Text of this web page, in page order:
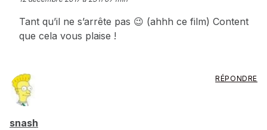
Tant qu’il ne s’arrête pas 😉 (ahhh ce film) Content
que cela vous plaise !
snash
RÉPONDRE